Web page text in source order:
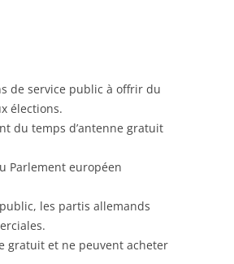
de service public à offrir du
élections.
du temps d’antenne gratuit
Parlement européen
les partis allemands
gratuit et ne peuvent acheter